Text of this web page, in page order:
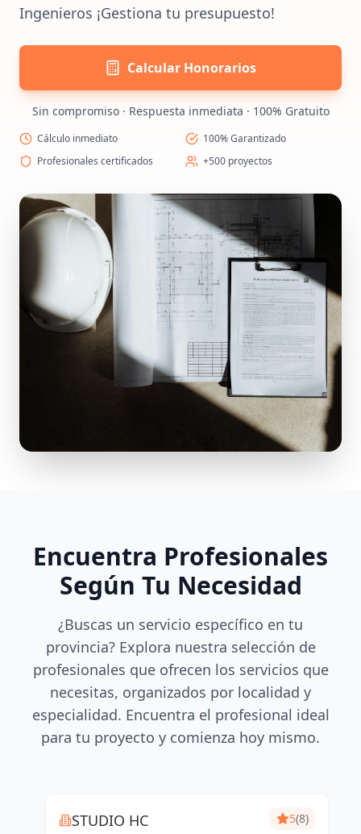
Ingenieros ¡Gestiona tu presupuesto!
Calcular Honorarios
Sin compromiso · Respuesta inmediata · 100% Gratuito
Cálculo inmediato
100% Garantizado
Profesionales certificados
+500 proyectos
Encuentra Profesionales
Según Tu Necesidad
¿Buscas un servicio específico en tu
provincia? Explora nuestra selección de
profesionales que ofrecen los servicios que
necesitas, organizados por localidad y
especialidad. Encuentra el profesional ideal
para tu proyecto y comienza hoy mismo.
STUDIO HC 5(8)